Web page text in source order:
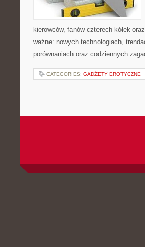
kierowców, fanów czterech kółek
ważne: nowych technologiach,
porównaniach oraz codziennych
CATEGORIES: GADŻETY EROTYCZNE